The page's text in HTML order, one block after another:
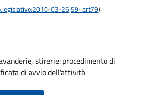
03-26;59~art79)
stirerie: procedimento di
di avvio dell'attività